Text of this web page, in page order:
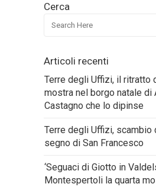
Cerca
Articoli recenti
Terre degli Uffizi, il ritratto
mostra nel borgo natale di
Castagno che lo dipinse
Terre degli Uffizi, scambio
segno di San Francesco
‘Seguaci di Giotto in
Montespertoli la quarta